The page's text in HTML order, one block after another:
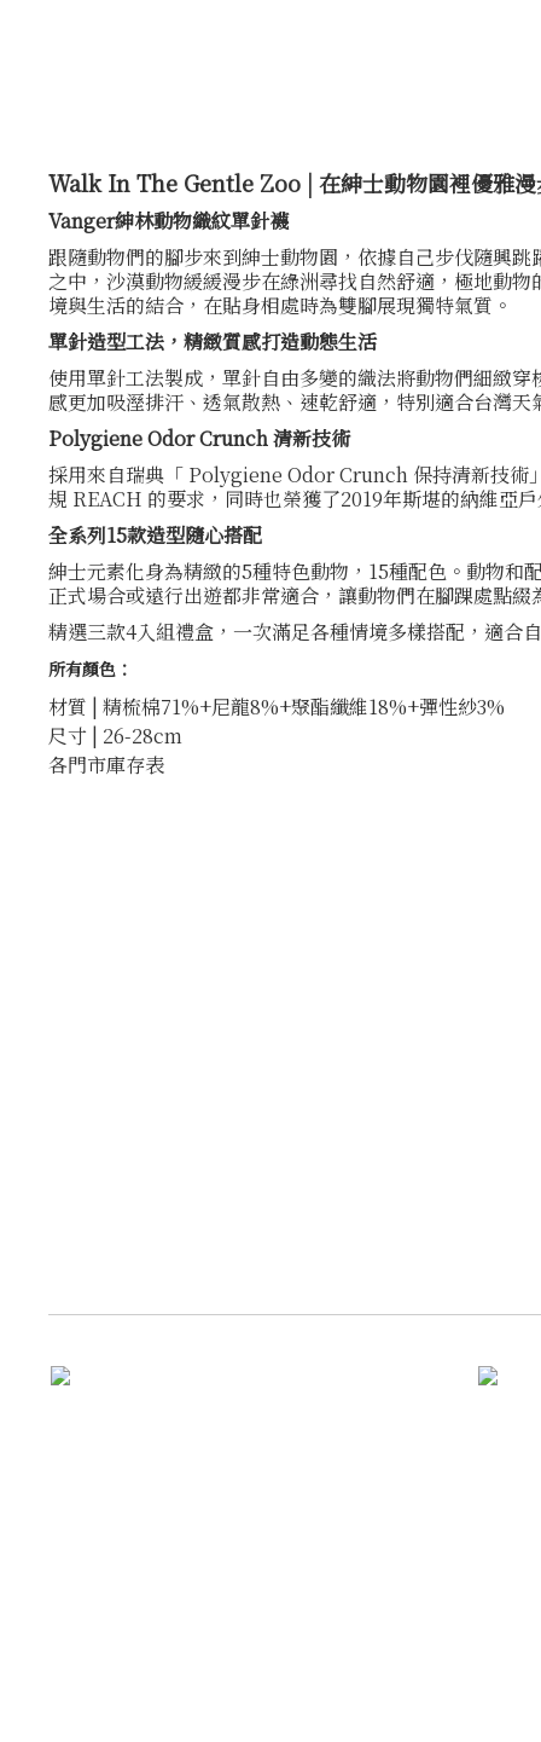
Walk In The Gentle Zoo | 在紳士動物園裡優雅漫
Vanger紳林動物織紋單針襪
跟隨動物們的腳步來到紳士動物園，依據自己步伐隨興
之中，沙漠動物緩緩漫步在綠洲尋找自然舒適，極地動
境與生活的結合，在貼身相處時為雙腳展現獨特氣質。
單針造型工法，精緻質感打造動態生活
使用單針工法製成，單針自由多變的織法將動物們細緻
感更加吸溼排汗、透氣散熱、速乾舒適，特別適合台灣
Polygiene Odor Crunch 清新技術
採用來自瑞典「 Polygiene Odor Crunch 保持清新技術
規 REACH 的要求，同時也榮獲了2019年斯堪的納維亞
全系列15款造型隨心搭配
紳士元素化身為精緻的5種特色動物，15種配色。動物和
正式場合或遠行出遊都非常適合，讓動物們在腳踝處點
精選三款4入組禮盒，一次滿足各種情境多樣搭配，適合
所有顏色：
材質 | 精梳棉71%+尼龍8%+聚酯纖維18%+彈性紗3%
尺寸 | 26-28cm
各門市庫存表